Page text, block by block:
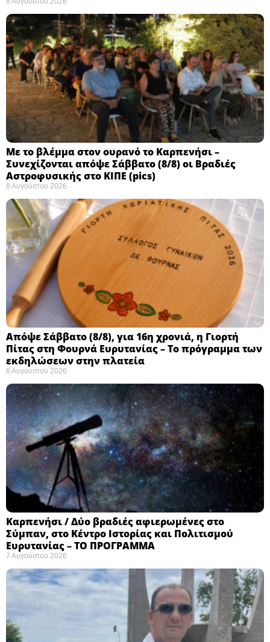
Με το βλέμμα στον ουρανό το Καρπενήσι –
Συνεχίζονται απόψε Σάββατο (8/8) οι Βραδιές
Αστροφυσικής στο ΚΙΠΕ (pics)
8 Αυγούστου 2026
Απόψε Σάββατο (8/8), για 16η χρονιά, η Γιορτή
Πίτας στη Φουρνά Ευρυτανίας – Το πρόγραμμα των
εκδηλώσεων στην πλατεία
8 Αυγούστου 2026
Καρπενήσι / Δύο βραδιές αφιερωμένες στο
Σύμπαν, στο Κέντρο Ιστορίας και Πολιτισμού
Ευρυτανίας – ΤΟ ΠΡΟΓΡΑΜΜΑ
7 Αυγούστου 2026